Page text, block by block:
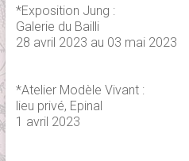
*Exposition Jung :
Galerie du Bailli
28 avril 2023 au 03 mai 2023
*Atelier Modèle Vivant :
lieu privé, Epinal
1 avril 2023